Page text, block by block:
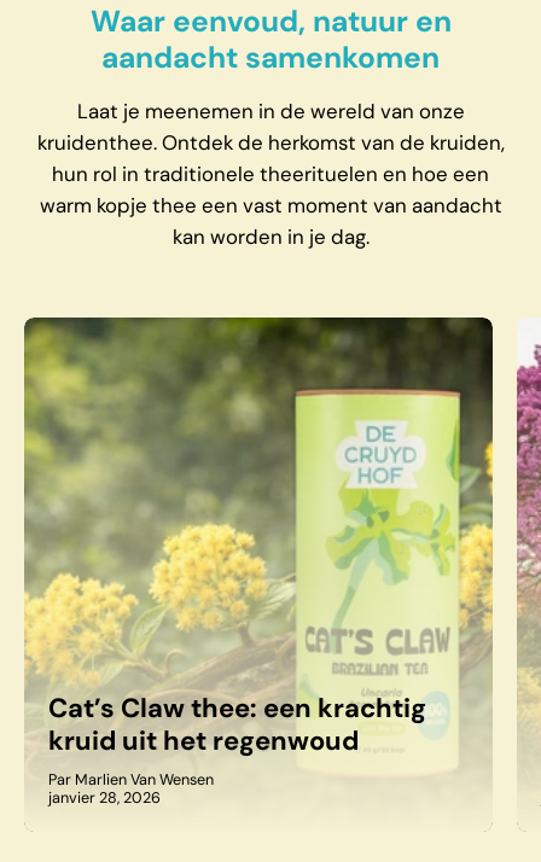
Waar eenvoud, natuur en
aandacht samenkomen
Laat je meenemen in de wereld van onze
kruidenthee. Ontdek de herkomst van de kruiden,
hun rol in traditionele theerituelen en hoe een
warm kopje thee een vast moment van aandacht
kan worden in je dag.
Cat’s Claw thee: een krachtig
kruid uit het regenwoud
Par Marlien Van Wensen
janvier 28, 2026